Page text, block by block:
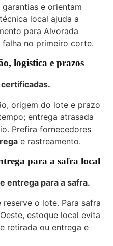
e orientam
local ajuda a
para Alvorada
falha no primeiro corte.
logística e prazos
origem do lote e prazo
entrega atrasada
Prefira fornecedores
e rastreamento.
para a safra local
entrega para a safra.
o lote. Para safra
estoque local evita
retirada ou entrega e